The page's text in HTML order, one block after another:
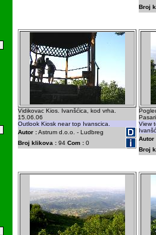
Broj
Vidikovac Kios. Ivanšćica, kod vrha.
15.06.06
Outlook Kiosk near top Ivanscica.
Autor :Astrum d.o.o. - Ludbreg
Broj klikova : 94 Com : 0
View
Autor
Broj